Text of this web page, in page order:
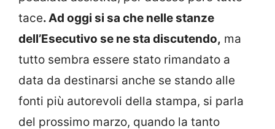
tace. Ad oggi si sa che nelle stanze
dell’Esecutivo se ne sta discutendo, ma
tutto sembra essere stato rimandato a
data da destinarsi anche se stando alle
fonti più autorevoli della stampa, si parla
del prossimo marzo, quando la tanto